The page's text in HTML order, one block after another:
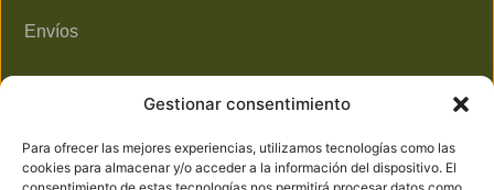
Gestionar consentimiento
Para ofrecer las mejores experiencias, utilizamos tecnologías como las
cookies para almacenar y/o acceder a la información del dispositivo. El
Envíos
SUSCRÍBETE A NUESTRA NEWSLETTER
Recibirás información actualizada sobre nuestros vinos